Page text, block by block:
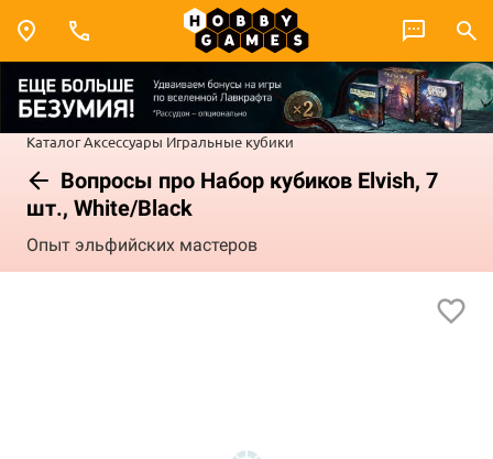
КаталогАксессуары Игральные кубики
Вопросы про Набор кубиков Elvish, 7
шт., White/Black
Опыт эльфийских мастеров